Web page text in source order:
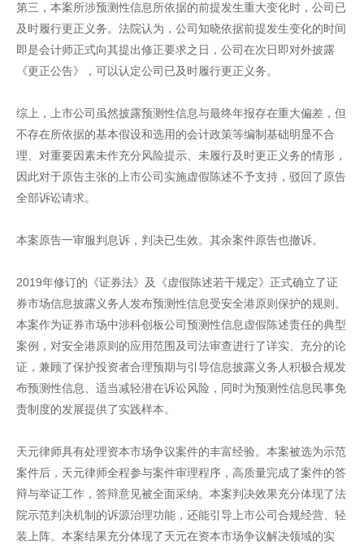
第三，本案所涉预测性信息所依据的前提发生重大变化时，公司已
及时履行更正义务。法院认为，公司知晓依据前提发生变化的时间
即是会计师正式向其提出修正要求之日，公司在次日即对外披露
《更正公告》，可以认定公司已及时履行更正义务。
综上，上市公司虽然披露预测性信息与最终年报存在重大偏差，但
不存在所依据的基本假设和选用的会计政策等编制基础明显不合
理、对重要因素未作充分风险提示、未履行及时更正义务的情形，
因此对于原告主张的上市公司实施虚假陈述不予支持，驳回了原告
全部诉讼请求。
本案原告一审服判息诉，判决已生效。其余案件原告也撤诉。
2019年修订的《证券法》及《虚假陈述若干规定》正式确立了证
券市场信息披露义务人发布预测性信息受安全港原则保护的规则。
本案作为证券市场中涉科创板公司预测性信息虚假陈述责任的典型
案例，对安全港原则的应用范围及司法审查进行了详实、充分的论
证，兼顾了保护投资者合理预期与引导信息披露义务人积极合规发
布预测性信息、适当减轻潜在诉讼风险，同时为预测性信息民事免
责制度的发展提供了实践样本。
天元律师具有处理资本市场争议案件的丰富经验。本案被选为示范
案件后，天元律师全程参与案件审理程序，高质量完成了案件的答
辩与举证工作，答辩意见被全面采纳。本案判决效果充分体现了法
院示范判决机制的诉源治理功能，还能引导上市公司合规经营、轻
装上阵。本案结果充分体现了天元在资本市场争议解决领域的实